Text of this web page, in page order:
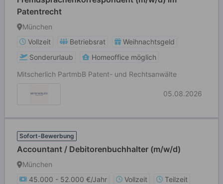
Patentrecht
München
Vollzeit
Betriebsrat
Weihnachtsgeld
Sonderurlaub
Homeoffice möglich
Mitscherlich PartmbB Patent- und Rechtsanwälte
05.08.2026
Sofort-Bewerbung
Accountant / Debitorenbuchhalter (m/w/d)
München
45.000 - 52.000 €/Jahr
Vollzeit
Teilzeit